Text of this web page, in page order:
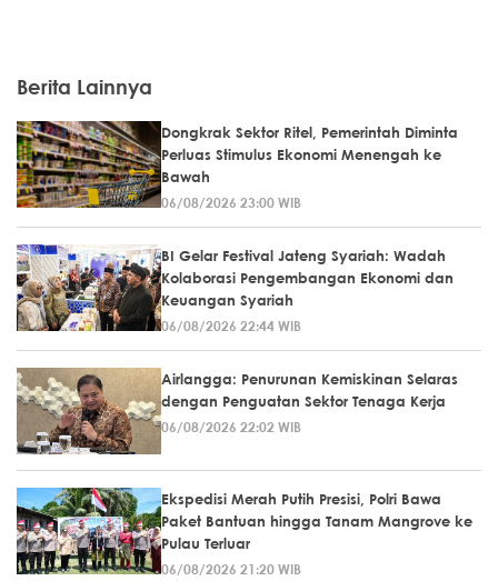
Berita Lainnya
Dongkrak Sektor Ritel, Pemerintah Diminta
Perluas Stimulus Ekonomi Menengah ke
Bawah
06/08/2026 23:00 WIB
BI Gelar Festival Jateng Syariah: Wadah
Kolaborasi Pengembangan Ekonomi dan
Keuangan Syariah
06/08/2026 22:44 WIB
Airlangga: Penurunan Kemiskinan Selaras
dengan Penguatan Sektor Tenaga Kerja
06/08/2026 22:02 WIB
Ekspedisi Merah Putih Presisi, Polri Bawa
Paket Bantuan hingga Tanam Mangrove ke
Pulau Terluar
06/08/2026 21:20 WIB